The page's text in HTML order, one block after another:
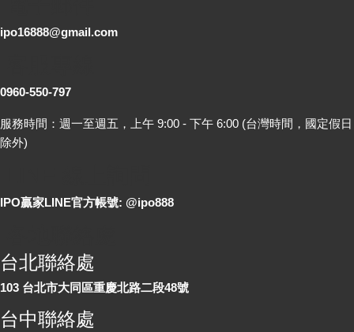
ipo16888@gmail.com
0960-550-797
服務時間：週一至週五，上午 9:00 - 下午 6:00 (台灣時間，國定假日
除外)
IPO贏家LINE官方帳號: @ipo888
台北聯絡處
103 台北市大同區重慶北路二段48號
台中聯絡處